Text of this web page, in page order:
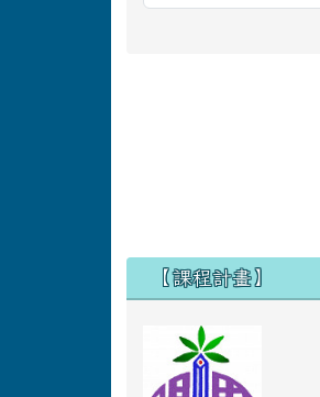
右邊區域內容
【課程計畫】